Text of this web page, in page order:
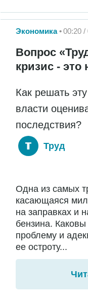
Экономика 00:20
Вопрос
кризис - это
Как решать
власти
последствия?
Труд
Одна из самых
касающаяся
на заправках и
бензина.
проблему и
ее остроту...